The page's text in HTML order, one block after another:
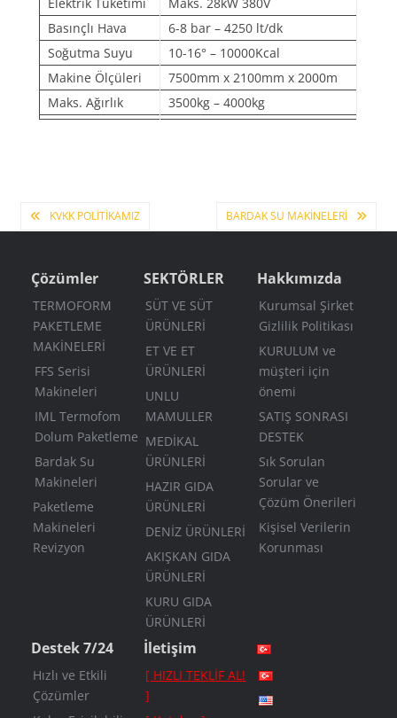
Basınçlı Hava
6-8 bar – 4250 lt/dk
Soğutma Suyu
10-16° – 10000Kcal
Makine Ölçüleri
7500mm x 2100mm x 2000m
Maks. Ağırlık
3500kg – 4000kg
YazıKVKK POLİTİKAMIZ BARDAK SU MAKINELERI
Çözümler
TERMOFORM
PAKETLEME
MAKİNELERİ
FFS Serisi
Makineleri
IML Termofom
Dolum Paketleme
Bardak Su
Makineleri
Paketleme
Makineleri
Revizyon
SEKTÖRLER
SÜT VE SÜT
ÜRÜNLERİ
ET VE ET
ÜRÜNLERİ
UNLU
MAMULLER
MEDİKAL
ÜRÜNLERİ
HAZIR GIDA
ÜRÜNLERİ
DENİZ ÜRÜNLERİ
AKIŞKAN GIDA
ÜRÜNLERİ
KURU GIDA
ÜRÜNLERİ
Hakkımızda
Kurumsal Şirket
Gizlilik Politikası
KURULUM ve
müşteri için
önemi
SATIŞ SONRASI
DESTEK
Sık Sorulan
Sorular ve
Çözüm Önerileri
Kişisel Verilerin
Korunması
Destek 7/24
Hızlı ve Etkili
Çözümler
İletişim
[ HIZLI TEKLİF AL!
]